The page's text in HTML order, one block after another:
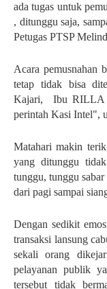
ada tugas untuk
, ditunggu saja,
Petugas PTSP
Acara pemusnahan
tetap tidak bisa
Kajari, Ibu RILLA
perintah Kasi Intel",
Matahari makin
yang ditunggu
tunggu, tunggu
dari pagi sampai
Dengan sedikit
transaksi lansung
sekali orang
pelayanan publik
tersebut tidak